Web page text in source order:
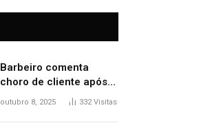
Barbeiro comenta
choro de cliente após
despedida e explica
outubro 8, 2025 332Visitas